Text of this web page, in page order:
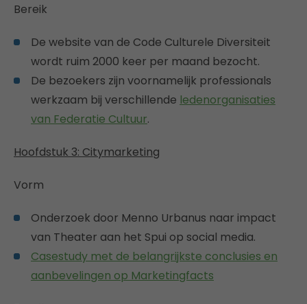
Bereik
De website van de Code Culturele Diversiteit
wordt ruim 2000 keer per maand bezocht.
De bezoekers zijn voornamelijk professionals
werkzaam bij verschillende ledenorganisaties
van Federatie Cultuur.
Hoofdstuk 3: Citymarketing
Vorm
Onderzoek door Menno Urbanus naar impact
van Theater aan het Spui op social media.
Casestudy met de belangrijkste conclusies en
aanbevelingen op Marketingfacts